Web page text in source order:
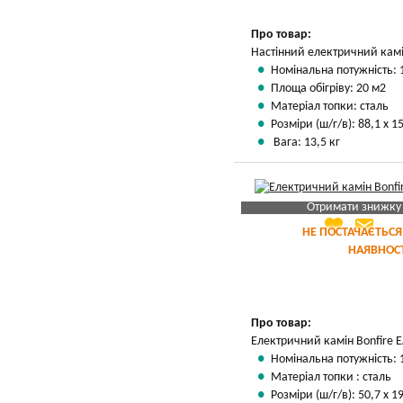
Про товар:
Настінний електричний
Номінальна потужність:
Площа обігріву: 20 м2
Матеріал топки: сталь
Розміри (ш/г/в): 88,1 х
Вага: 13,5 кг
НЕ
Отримати знижку
Яка Ваша ціна ?
Вказати мою ціну
favorite email
Про товар:
Електричний камін Bonfire
Номінальна потужність:
Матеріал топки : сталь
Розміри (ш/г/в): 50,7 х